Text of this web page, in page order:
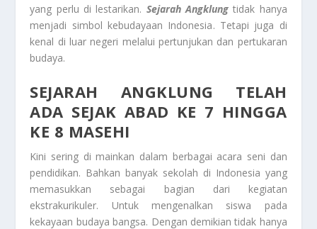
yang perlu di lestarikan. Sejarah Angklungtidak hanya
menjadi simbol kebudayaan Indonesia. Tetapi juga di
kenal di luar negeri melalui pertunjukan dan pertukaran
budaya.
SEJARAH ANGKLUNG
TELAH
ADA SEJAK ABAD KE 7 HINGGA
KE 8 MASEHI
Kini sering di mainkan dalam berbagai acara seni dan
pendidikan. Bahkan banyak sekolah di Indonesia yang
memasukkan sebagai bagian dari kegiatan
ekstrakurikuler. Untuk mengenalkan siswa pada
kekayaan budaya bangsa. Dengan demikian tidak hanya